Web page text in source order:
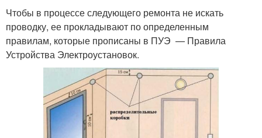
Чтобы в процессе следующего ремонта не искать
проводку, ее прокладывают по определенным
правилам, которые прописаны в ПУЭ — Правила
Устройства Электроустановок.